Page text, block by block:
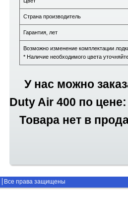
Страна производитель
Гарантия, лет
Возможно изменение комплектации
* Наличие необходимого цвета
У нас можно
Duty Air 400 по цене:
Товара нет в
Все права защищены